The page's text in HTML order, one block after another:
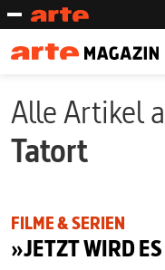
Alle Artikel
Tatort
FILME & SERIEN
»JETZT WIRD